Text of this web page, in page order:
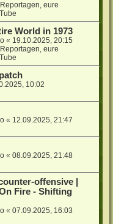
eure
World in 1973
« 19.10.2025, 20:15
eure
10:02
« 12.09.2025, 21:47
«08.09.2025, 21:48
offensive |
Fire - Shifting
«07.09.2025, 16:03